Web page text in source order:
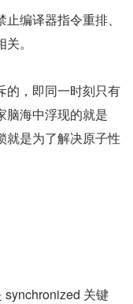
编译器指令重排、
。
的，即同一时刻只有
脑海中浮现的就是
就是为了解决原子性
synchronized 关键